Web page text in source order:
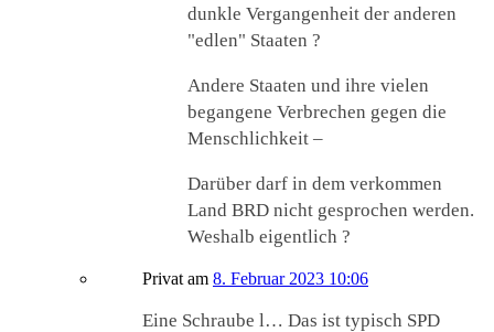
dunkle Vergangenheit der anderen
"edlen" Staaten ?
Andere Staaten und ihre vielen
begangene Verbrechen gegen die
Menschlichkeit –
Darüber darf in dem verkommen
Land BRD nicht gesprochen werden.
Weshalb eigentlich ?
Privat am 8. Februar 2023 10:06
Eine Schraube l… Das ist typisch SPD